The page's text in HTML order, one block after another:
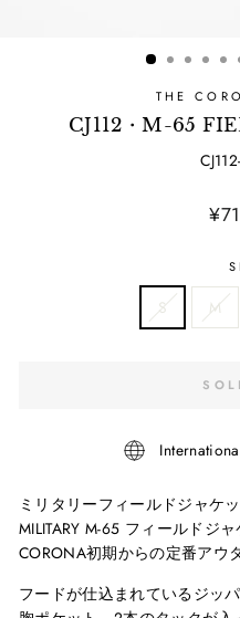
THE
CJ112・M-65
S M
ミリタリーフィールドジャケ
MILITARY M-65 フィールドジ
CORONA初期からの定番アウ
フードが仕込まれているジッ